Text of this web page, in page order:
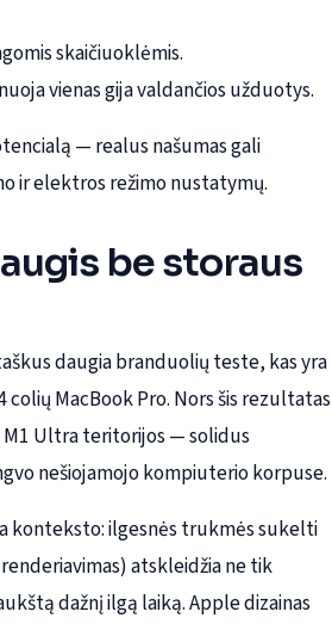
skaičiuoklėmis.
vienas gija valdančios užduotys.
— realus našumas gali
ir elektros režimo nustatymų.
be storaus
daugia branduolių teste, kas yra
MacBook Pro. Nors šis rezultatas
M1 Ultra teritorijos — solidus
nešiojamojo kompiuterio korpuse.
konteksto: ilgesnės trukmės sukelti
atskleidžia ne tik
dažnį ilgą laiką. Apple dizainas